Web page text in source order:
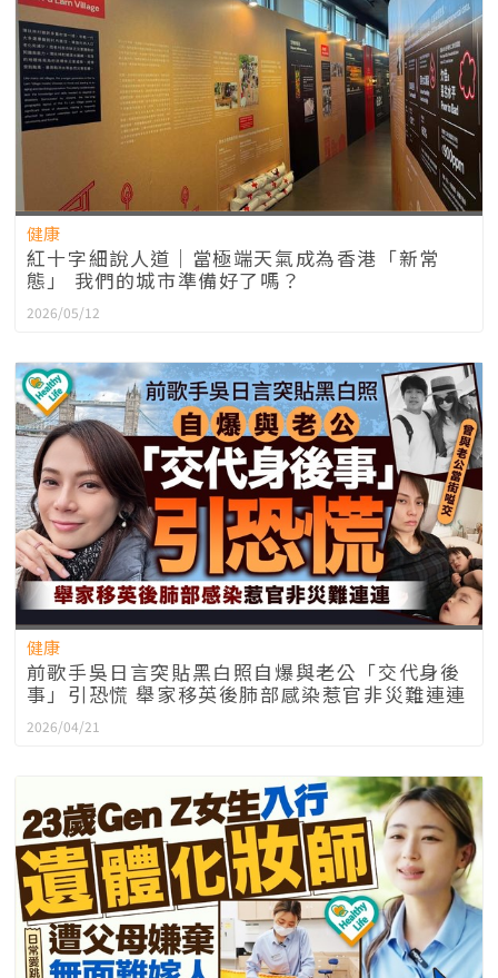
健康
紅十字細說人道｜當極端天氣成為香港「新常
態」 我們的城市準備好了嗎？
2026/05/12
健康
前歌手吳日言突貼黑白照自爆與老公「交代身後
事」引恐慌 舉家移英後肺部感染惹官非災難連連
2026/04/21